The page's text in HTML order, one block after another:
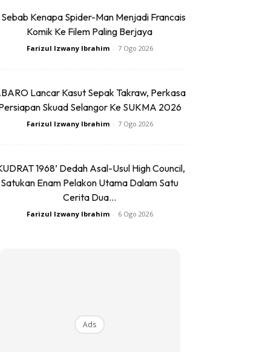
Kenapa Spider-Man Menjadi Francais
Komik Ke Filem Paling Berjaya
Farizul Izwany Ibrahim - 7 Ogo 2026
Lancar Kasut Sepak Takraw, Perkasa
Skuad Selangor Ke SUKMA 2026
Farizul Izwany Ibrahim - 7 Ogo 2026
1968’ Dedah Asal-Usul High Council,
Satukan Enam Pelakon Utama Dalam Satu
Cerita Dua...
Farizul Izwany Ibrahim - 6 Ogo 2026
Ads